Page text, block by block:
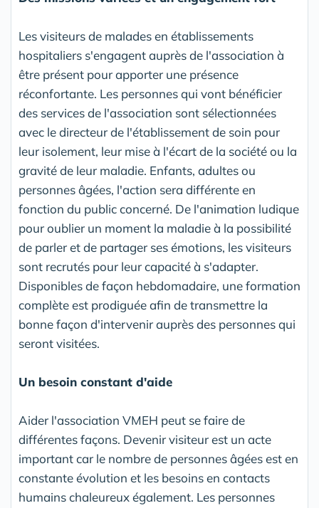
Les visiteurs de malades en établissements
hospitaliers s'engagent auprès de l'association à
être présent pour apporter une présence
réconfortante. Les personnes qui vont bénéficier
des services de l'association sont sélectionnées
avec le directeur de l'établissement de soin pour
leur isolement, leur mise à l'écart de la société ou la
gravité de leur maladie. Enfants, adultes ou
personnes âgées, l'action sera différente en
fonction du public concerné. De l'animation ludique
pour oublier un moment la maladie à la possibilité
de parler et de partager ses émotions, les visiteurs
sont recrutés pour leur capacité à s'adapter.
Disponibles de façon hebdomadaire, une formation
complète est prodiguée afin de transmettre la
bonne façon d'intervenir auprès des personnes qui
seront visitées.
Un besoin constant d'aide
Aider l'association VMEH peut se faire de
différentes façons. Devenir visiteur est un acte
important car le nombre de personnes âgées est en
constante évolution et les besoins en contacts
humains chaleureux également. Les personnes